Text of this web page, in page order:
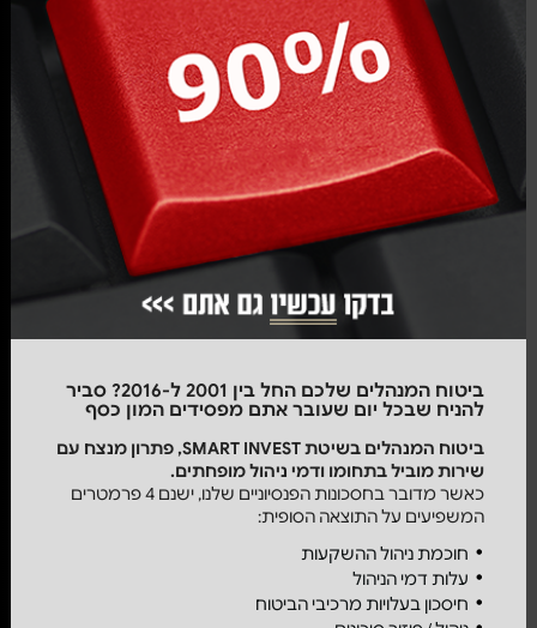
ביטוח המנהלים שלכם החל בין 2001 ל-2016? סביר
להניח שבכל יום שעובר אתם מפסידים המון כסף
ביטוח המנהלים בשיטת SMARTINVEST, פתרון מנצח עם
שירות מוביל בתחומו ודמי ניהול מופחתים.
כאשר מדובר בחסכונות הפנסיוניים שלנו, ישנם 4 פרמטרים
המשפיעים על התוצאה הסופית:
חוכמת ניהול ההשקעות
עלות דמי הניהול
חיסכון בעלויות מרכיבי הביטוח